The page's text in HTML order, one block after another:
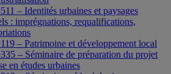
– Identités urbaines et paysages
: imprégnations, requalifications,
– Patrimoine et développement local
– Séminaire de préparation du projet
en études urbaines